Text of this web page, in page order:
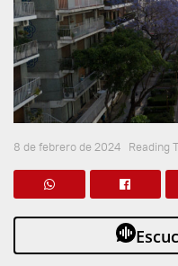
8 de febrero de 2024 Reading